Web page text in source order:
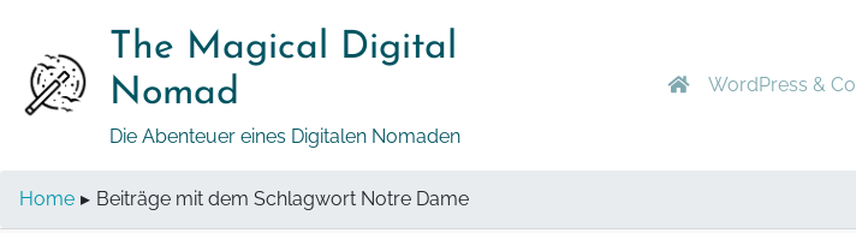
Inhalt
The Magical Digital
Nomad
Die Abenteuer eines Digitalen Nomaden
WordPress & Co
Home ▸ Beiträge mit dem Schlagwort Notre Dame